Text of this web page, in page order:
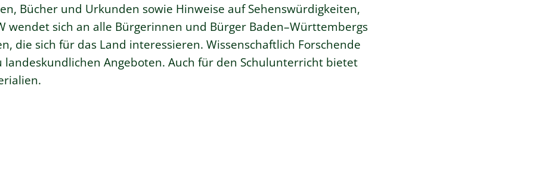
Bücher und Urkunden sowie Hinweise auf Sehenswürdigkeiten,
wendet sich an alle Bürgerinnen und Bürger Baden–Württembergs
die sich für das Land interessieren. Wissenschaftlich Forschende
Angeboten. Auch für den Schulunterricht bietet